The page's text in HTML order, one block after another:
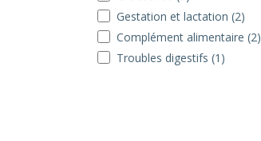
Gestation et lactation (2)
Complément alimentaire (2)
Troubles digestifs (1)